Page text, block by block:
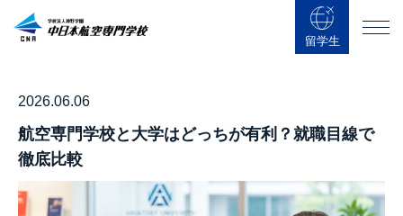
留学生
2026.06.06
航空専門学校と大学はどっちが有利？就職目線で
徹底比較